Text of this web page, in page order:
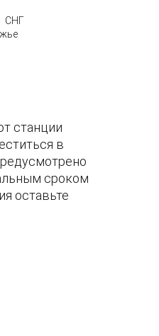
СНГ
станции
в
сроком
оставьте